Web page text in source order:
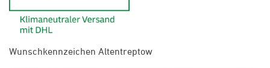
Wunschkennzeichen Altentreptow